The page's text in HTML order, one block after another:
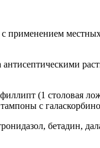
с применением
(1 столовая
с
бетадин,